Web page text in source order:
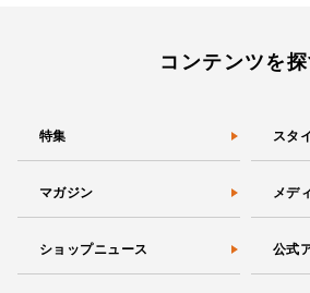
コンテンツを
特集 スタ
マガジン メデ
ショップニュース 公式